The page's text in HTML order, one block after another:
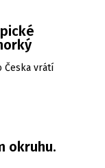
Česka vrátí
okruhu.